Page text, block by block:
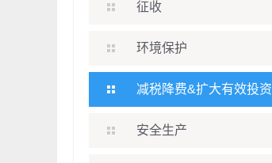
征收
环境保护
减税降费&扩大有效投资
安全生产